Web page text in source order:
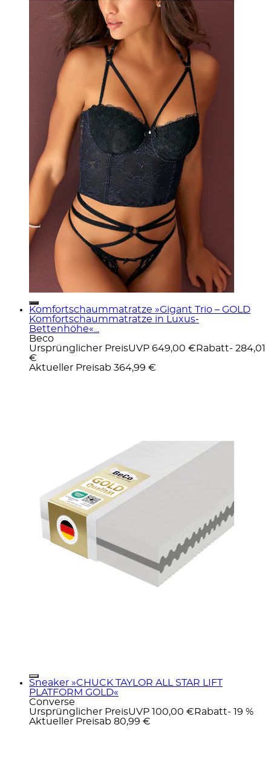
Komfortschaummatratze »Gigant Trio – GOLD
Komfortschaummatratze in Luxus-
Bettenhöhe«...
Beco
Ursprünglicher PreisUVP 649,00 € Rabatt- 284,01
€
Aktueller Preisab 364,99 €
Sneaker »CHUCK TAYLOR ALL STAR LIFT
PLATFORM GOLD«
Converse
Ursprünglicher PreisUVP 100,00 € Rabatt- 19 %
Aktueller Preisab 80,99 €